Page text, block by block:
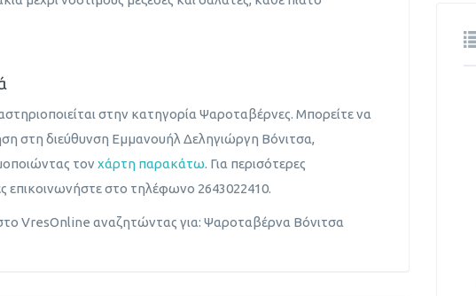
στην κατηγορία Ψαροταβέρνες. Μπορείτε να
στη διεύθυνση Εμμανουήλ Δεληγιώργη Βόνιτσα,
τον χάρτη παρακάτω. Για περισότερες
επικοινωνήστε στο τηλέφωνο 2643022410.
VresOnline αναζητώντας για: Ψαροταβέρνα Βόνιτσα